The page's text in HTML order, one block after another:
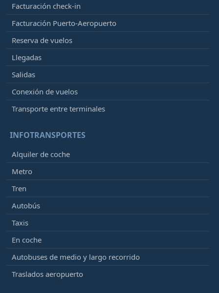
Facturación check-in
Facturación Puerto-Aeropuerto
Reserva de vuelos
Llegadas
Salidas
Conexión de vuelos
Transporte entre terminales
INFOTRANSPORTES
Alquiler de coche
Metro
Tren
Autobús
Taxis
En coche
Autobuses de medio y largo recorrido
Traslados aeropuerto